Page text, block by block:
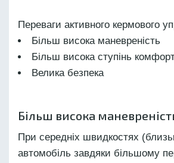
Переваги активного кермового
Більш висока маневреність
Більш висока ступінь
Велика безпека
Більш висока
При середніх швидкостях
автомобіль завдяки більшому